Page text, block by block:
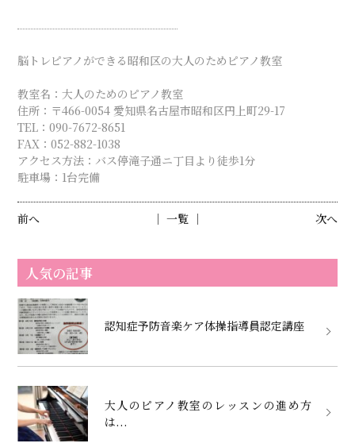
脳トレピアノができる昭和区の大人のためピアノ教室
教室名：大人のためのピアノ教室
住所：〒466-0054 愛知県名古屋市昭和区円上町29-17
TEL：090-7672-8651
FAX：052-882-1038
アクセス方法：バス停滝子通ニ丁目より徒歩1分
駐車場：1台完備
前へ 次へ
│ 一覧 │
人気の記事
認知症予防音楽ケア体操指導員認定講座
大人のピアノ教室のレッスンの進め方
は...